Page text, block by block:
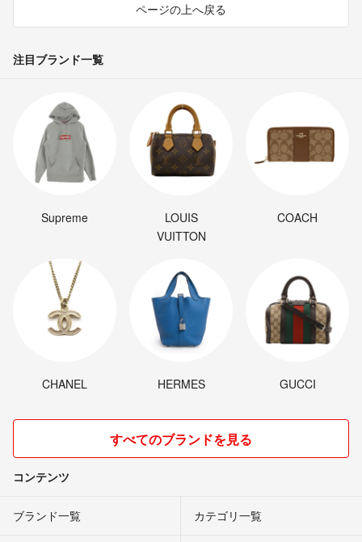
ページの上へ戻る
注目ブランド一覧
Supreme
LOUIS
VUITTON
COACH
CHANEL HERMES GUCCI
すべてのブランドを見る
コンテンツ
ブランド一覧 カテゴリ一覧